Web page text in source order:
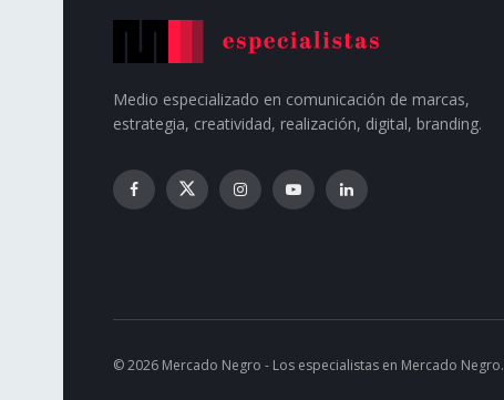
Medio especializado en comunicación de marcas,
estrategia, creatividad, realización, digital, branding.
© 2026 Mercado Negro - Los especialistas en Mercado Negro.